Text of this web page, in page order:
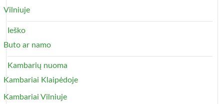
Vilniuje
Ieško
Buto ar namo
Kambarių nuoma
Kambariai Klaipėdoje
Kambariai Vilniuje